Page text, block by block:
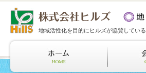
地域活性化を目的にヒルズが協賛してい